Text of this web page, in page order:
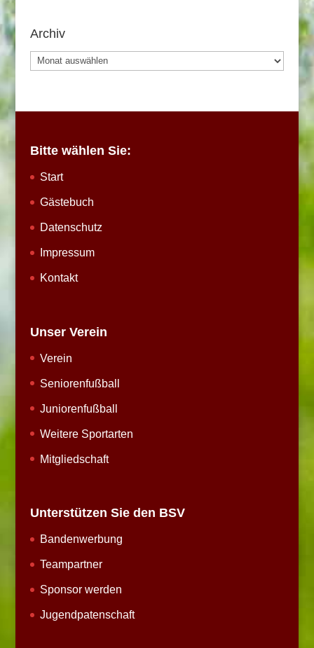
Archiv
Archiv
Bitte wählen Sie:
Start
Gästebuch
Datenschutz
Impressum
Kontakt
Unser Verein
Verein
Seniorenfußball
Juniorenfußball
Weitere Sportarten
Mitgliedschaft
Unterstützen Sie den BSV
Bandenwerbung
Teampartner
Sponsor werden
Jugendpatenschaft